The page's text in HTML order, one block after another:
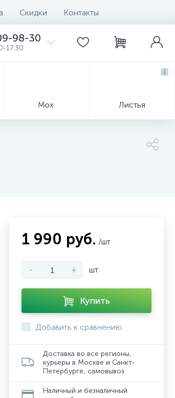
Скидки Контакты
98-30
17:30
Мох Листья
1
1 990 руб. /шт
- + шт
Купить
Добавить к сравнению
Доставка во все регионы,
курьеры в Москве и Санкт-
Петербурге, самовывоз
Наличный и безналичный